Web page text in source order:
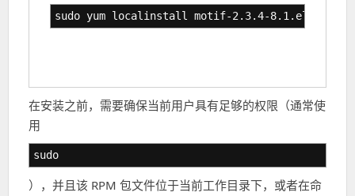
sudo yum localinstall motif-2.3.4-
在安装之前，需要确保当前用户具有足够的权限（通常使
用
sudo
），并且该 RPM 包文件位于当前工作目录下，或者在命